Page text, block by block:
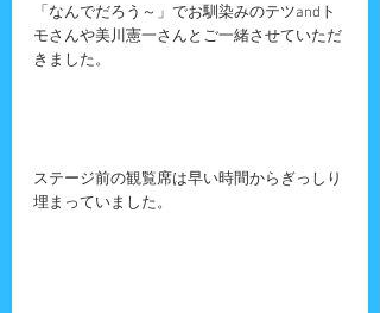
「なんでだろう～」でお馴染みのテツandト
モさんや美川憲一さんとご一緒させていただ
きました。
ステージ前の観覧席は早い時間からぎっしり
埋まっていました。